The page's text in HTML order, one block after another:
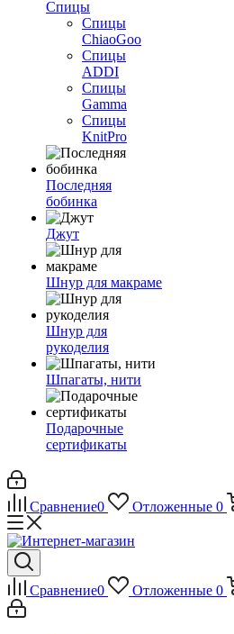
Спицы
Спицы
ChiaoGoo
Спицы
ADDI
Спицы
Gamma
Спицы
KnitPro
Последняя
бобинка
Джут
Шнур для макраме
Шнур для
рукоделия
Шпагаты, нити
Подарочные
сертификаты
Сравнение0 Отложенные 0
Сравнение0 Отложенные 0